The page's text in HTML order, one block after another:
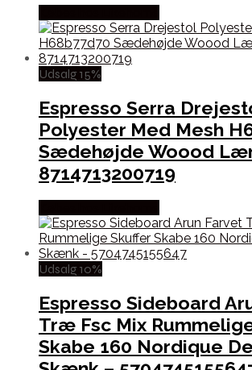
Udsalg 15%
Espresso Serra
Polyester Med Mesh
Sædehøjde Woood
8714713200719
Udsalg 10%
Espresso Sideboard
Træ Fsc Mix
Skabe 160 Nordique